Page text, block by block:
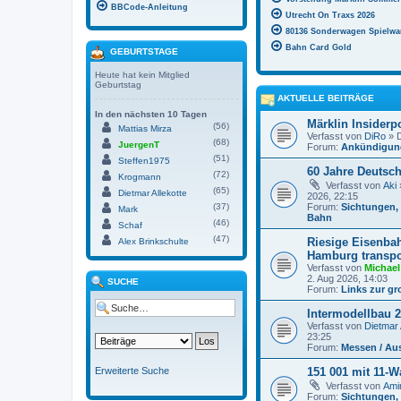
Utrecht On Traxs 2026
80136 Sonderwagen
Bahn Card Gold
AKTUELLE BEITRÄGE
Märklin
Verfasst von DiRo »
Forum:
60 Jahre
Verfasst von Aki
2026, 22:15
Forum: Sichtungen,
Bahn
Riesige
Hamburg
Verfasst von
2. Aug 2026, 14:03
Forum: Links zur
Intermodellbau
Verfasst von Dietmar
23:25
Forum: Messen /
151 001 mit 11-
Verfasst von
Forum: Sichtungen,
BBCode-Anleitung
GEBURTSTAGE
Heute hat kein Mitglied
Geburtstag
In den nächsten 10 Tagen
Mattias Mirza
(56)
JuergenT
(68)
Steffen1975
(51)
Krogmann
(72)
Dietmar Allekotte
(65)
Mark
(37)
Schaf
(46)
Alex Brinkschulte
(47)
SUCHE
Erweiterte Suche